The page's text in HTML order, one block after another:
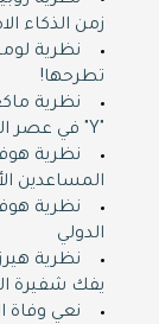
زمن الذكاء
نظرية
تطرحها!
نظرية
المساعدين
نظرية
الدولي
نظرية
يفك شفيرة
نعي وفاة